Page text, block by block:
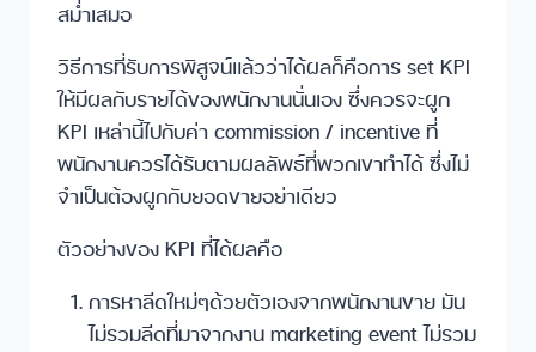
สม่ำเสมอ
วิธีการที่รับการพิสูจน์แล้วว่าได้ผลก็คือการ set KPI
ให้มีผลกับรายได้ของพนักงานนั่นเอง ซึ่งควรจะผูก
KPI เหล่านี้ไปกับค่า commission / incentive ที่
พนักงานควรได้รับตามผลลัพธ์ที่พวกเขาทำได้ ซึ่งไม่
จำเป็นต้องผูกกับยอดขายอย่าเดียว
ตัวอย่างของ KPI ที่ได้ผลคือ
การหาลีดใหม่ๆด้วยตัวเองจากพนักงานขาย มัน
ไม่รวมลีดที่มาจากงาน marketing event ไม่รวม